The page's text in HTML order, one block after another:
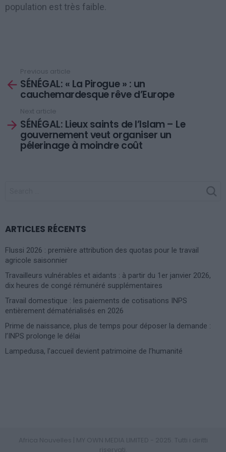
population est très faible.
more
Previous article
SÉNÉGAL: « La Pirogue » : un
cauchemardesque rêve d’Europe
Next article
SÉNÉGAL: Lieux saints de l’Islam – Le
gouvernement veut organiser un
pélerinage à moindre coût
ARTICLES RÉCENTS
Flussi 2026 : première attribution des quotas pour le travail
agricole saisonnier
Travailleurs vulnérables et aidants : à partir du 1er janvier 2026,
dix heures de congé rémunéré supplémentaires
Travail domestique : les paiements de cotisations INPS
entièrement dématérialisés en 2026
Prime de naissance, plus de temps pour déposer la demande :
l’INPS prolonge le délai
Lampedusa, l’accueil devient patrimoine de l’humanité